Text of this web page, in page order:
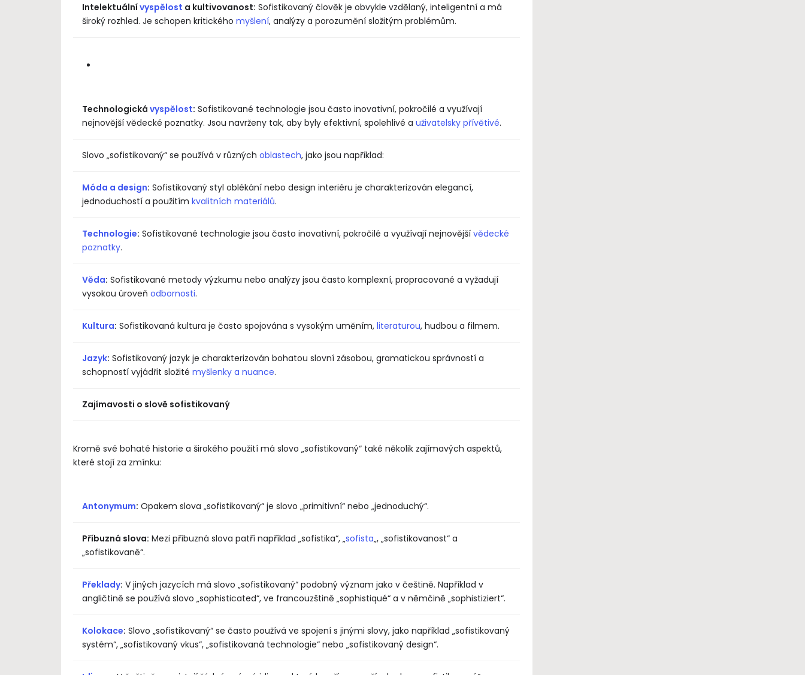
Intelektuálnívyspělost a kultivovanost: Sofistikovaný člověk je obvykle vzdělaný, inteligentní a má
široký rozhled. Je schopen kritického myšlení, analýzy a porozumění složitým problémům.
Technologická vyspělost: Sofistikované technologie jsou často inovativní, pokročilé a využívají
nejnovější vědecké poznatky. Jsou navrženy tak, aby byly efektivní, spolehlivé a uživatelsky přívětivé.
Slovo „sofistikovaný“ se používá v různých oblastech, jako jsou například:
Móda a design: Sofistikovaný styl oblékání nebo design interiéru je charakterizován elegancí,
jednoduchostí a použitím kvalitních materiálů.
Technologie: Sofistikované technologie jsou často inovativní, pokročilé a využívají nejnovější vědecké
poznatky.
Věda: Sofistikované metody výzkumu nebo analýzy jsou často komplexní, propracované a vyžadují
vysokou úroveň odbornosti.
Kultura: Sofistikovaná kultura je často spojována s vysokým uměním, literaturou, hudbou a filmem.
Jazyk: Sofistikovaný jazyk je charakterizován bohatou slovní zásobou, gramatickou správností a
schopností vyjádřit složité myšlenky a nuance.
Zajímavosti o slově sofistikovaný
Kromě své bohaté historie a širokého použití má slovo „sofistikovaný“ také několik zajímavých aspektů,
které stojí za zmínku:
Antonymum: Opakem slova „sofistikovaný“ je slovo „primitivní“ nebo „jednoduchý“.
Příbuzná slova: Mezi příbuzná slova patří například „sofistika“, „sofista„, „sofistikovanost“ a
„sofistikovaně“.
Překlady: V jiných jazycích má slovo „sofistikovaný“ podobný význam jako v češtině. Například v
angličtině se používá slovo „sophisticated“, ve francouzštině „sophistiqué“ a v němčině „sophistiziert“.
Kolokace: Slovo „sofistikovaný“ se často používá ve spojení s jinými slovy, jako například „sofistikovaný
systém“, „sofistikovaný vkus“, „sofistikovaná technologie“ nebo „sofistikovaný design“.